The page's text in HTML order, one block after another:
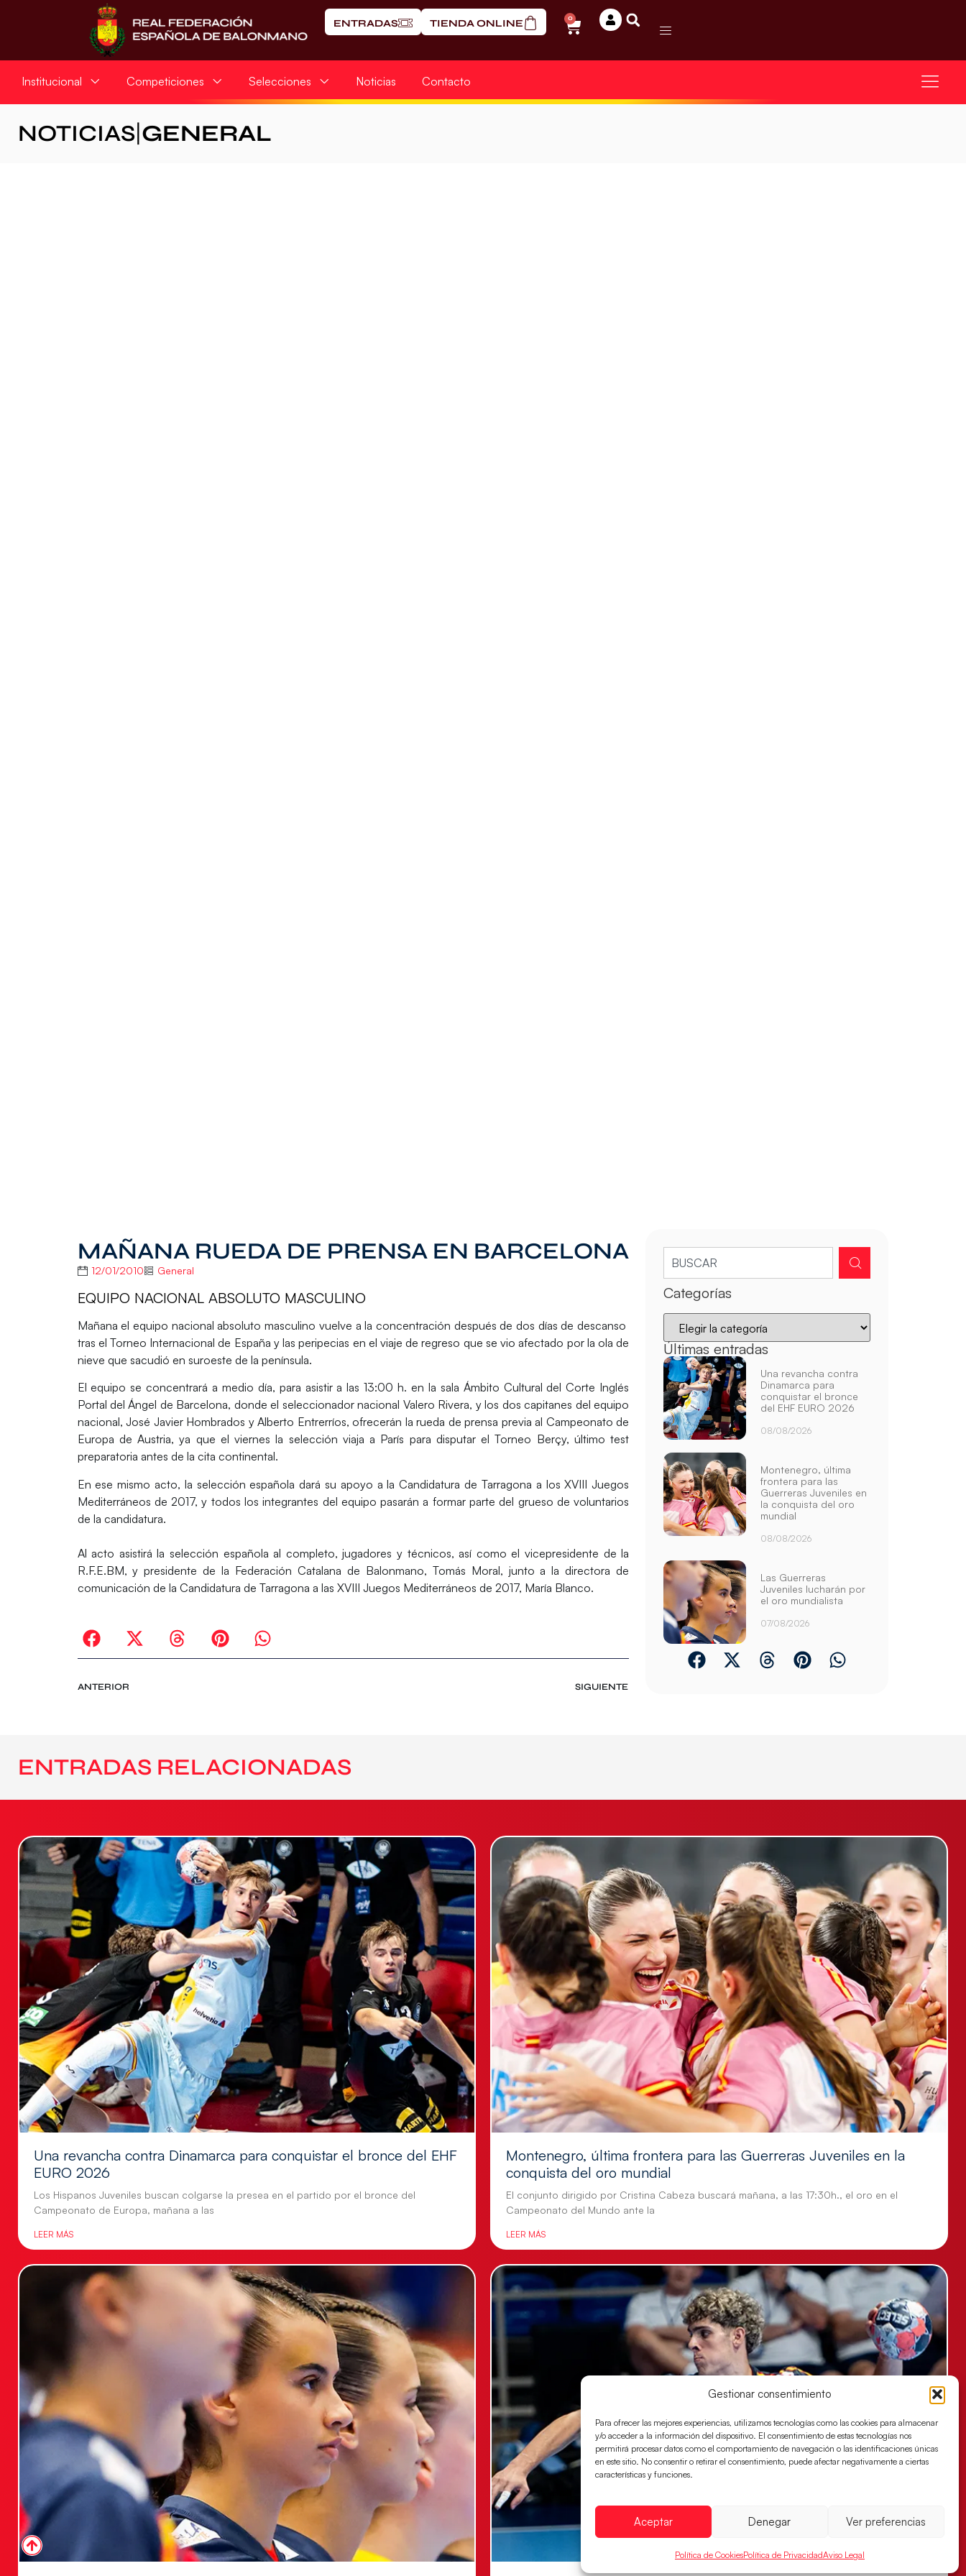
Gestionar consentimiento
Para ofrecer las mejores experiencias, utilizamos tecnologías como las cookies para almacenar
y/o acceder a la información del dispositivo. El consentimiento de estas tecnologías nos
permitirá procesar datos como el comportamiento de navegación o las identificaciones únicas
en este sitio. No consentir o retirar el consentimiento, puede afectar negativamente a ciertas
características y funciones.
Aceptar Denegar Ver preferencias
Política de CookiesPolítica de PrivacidadAviso Legal
ENTRADAS TIENDA ONLINE 0
Institucional Competiciones Selecciones Noticias Contacto
NOTICIAS GENERAL
MAÑANA RUEDA DE PRENSA EN BARCELONA
12/01/2010 General
EQUIPO NACIONAL ABSOLUTO MASCULINO
Mañana el equipo nacional absoluto masculino vuelve a la concentración después de dos días de descanso
tras el Torneo Internacional de España y las peripecias en el viaje de regreso que se vio afectado por la ola de
nieve que sacudió en suroeste de la península.
El equipo se concentrará a medio día, para asistir a las 13:00 h. en la sala Ámbito Cultural del Corte Inglés
Portal del Ángel de Barcelona, donde el seleccionador nacional Valero Rivera, y los dos capitanes del equipo
nacional, José Javier Hombrados y Alberto Entrerríos, ofrecerán la rueda de prensa previa al Campeonato de
Europa de Austria, ya que el viernes la selección viaja a París para disputar el Torneo Berçy, último test
preparatoria antes de la cita continental.
En ese mismo acto, la selección española dará su apoyo a la Candidatura de Tarragona a los XVIII Juegos
Mediterráneos de 2017, y todos los integrantes del equipo pasarán a formar parte del grueso de voluntarios
de la candidatura.
Al acto asistirá la selección española al completo, jugadores y técnicos, así como el vicepresidente de la
R.F.E.BM, y presidente de la Federación Catalana de Balonmano, Tomás Moral, junto a la directora de
comunicación de la Candidatura de Tarragona a las XVIII Juegos Mediterráneos de 2017, María Blanco.
ANTERIOR SIGUIENTE
Categorías
Últimas entradas
Una revancha contra
Dinamarca para
conquistar el bronce
del EHF EURO 2026
08/08/2026
Montenegro, última
frontera para las
Guerreras Juveniles en
la conquista del oro
mundial
08/08/2026
Las Guerreras
Juveniles lucharán por
el oro mundialista
07/08/2026
ENTRADAS RELACIONADAS
Una revancha contra Dinamarca para conquistar el bronce del EHF
EURO 2026
Los Hispanos Juveniles buscan colgarse la presea en el partido por el bronce del
Campeonato de Europa, mañana a las
LEER MÁS
Montenegro, última frontera para las Guerreras Juveniles en la
conquista del oro mundial
El conjunto dirigido por Cristina Cabeza buscará mañana, a las 17:30h., el oro en el
Campeonato del Mundo ante la
LEER MÁS